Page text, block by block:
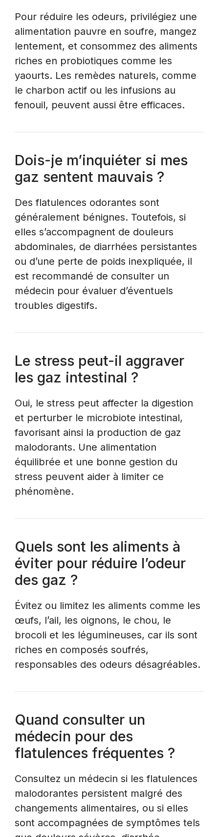
Pour réduire les odeurs, privilégiez une
alimentation pauvre en soufre, mangez
lentement, et consommez des aliments
riches en probiotiques comme les
yaourts. Les remèdes naturels, comme
le charbon actif ou les infusions au
fenouil, peuvent aussi être efficaces.
Dois-je m’inquiéter si mes
gaz sentent mauvais ?
Des flatulences odorantes sont
généralement bénignes. Toutefois, si
elles s’accompagnent de douleurs
abdominales, de diarrhées persistantes
ou d’une perte de poids inexpliquée, il
est recommandé de consulter un
médecin pour évaluer d’éventuels
troubles digestifs.
Le stress peut-il aggraver
les gaz intestinal ?
Oui, le stress peut affecter la digestion
et perturber le microbiote intestinal,
favorisant ainsi la production de gaz
malodorants. Une alimentation
équilibrée et une bonne gestion du
stress peuvent aider à limiter ce
phénomène.
Quels sont les aliments à
éviter pour réduire l’odeur
des gaz ?
Évitez ou limitez les aliments comme les
œufs, l’ail, les oignons, le chou, le
brocoli et les légumineuses, car ils sont
riches en composés soufrés,
responsables des odeurs désagréables.
Quand consulter un
médecin pour des
flatulences fréquentes ?
Consultez un médecin si les flatulences
malodorantes persistent malgré des
changements alimentaires, ou si elles
sont accompagnées de symptômes tels